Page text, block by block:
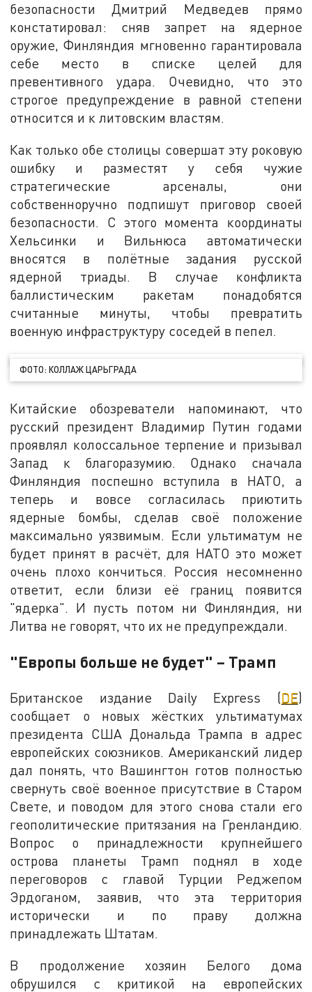
безопасности Дмитрий Медведев прямо
констатировал: сняв запрет на ядерное
оружие, Финляндия мгновенно гарантировала
себе место в списке целей для
превентивного удара. Очевидно, что это
строгое предупреждение в равной степени
относится и к литовским властям.
Как только обе столицы совершат эту роковую
ошибку и разместят у себя чужие
стратегические арсеналы, они
собственноручно подпишут приговор своей
безопасности. С этого момента координаты
Хельсинки и Вильнюса автоматически
вносятся в полётные задания русской
ядерной триады. В случае конфликта
баллистическим ракетам понадобятся
считанные минуты, чтобы превратить
военную инфраструктуру соседей в пепел.
ФОТО: КОЛЛАЖ ЦАРЬГРАДА
Китайские обозреватели напоминают, что
русский президент Владимир Путин годами
проявлял колоссальное терпение и призывал
Запад к благоразумию. Однако сначала
Финляндия поспешно вступила в НАТО, а
теперь и вовсе согласилась приютить
ядерные бомбы, сделав своё положение
максимально уязвимым. Если ультиматум не
будет принят в расчёт, для НАТО это может
очень плохо кончиться. Россия несомненно
ответит, если близи её границ появится
"ядерка". И пусть потом ни Финляндия, ни
Литва не говорят, что их не предупреждали.
"Европы больше не будет" – Трамп
Британское издание Daily Express (DE)
сообщает о новых жёстких ультиматумах
президента США Дональда Трампа в адрес
европейских союзников. Американский лидер
дал понять, что Вашингтон готов полностью
свернуть своё военное присутствие в Старом
Свете, и поводом для этого снова стали его
геополитические притязания на Гренландию.
Вопрос о принадлежности крупнейшего
острова планеты Трамп поднял в ходе
переговоров с главой Турции Реджепом
Эрдоганом, заявив, что эта территория
исторически и по праву должна
принадлежать Штатам.
В продолжение хозяин Белого дома
обрушился с критикой на европейских